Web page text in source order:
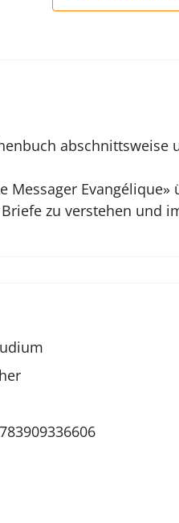
abschnittsweise
zu verstehen und